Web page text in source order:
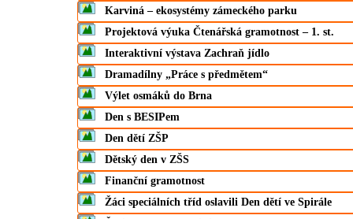
Karviná – ekosystémy zámeckého parku
Projektová výuka Čtenářská gramotnost – 1. st.
Interaktivní výstava Zachraň jídlo
Dramadílny „Práce s předmětem“
Výlet osmáků do Brna
Den s BESIPem
Den dětí ZŠP
Dětský den v ZŠS
Finanční gramotnost
Žáci speciálních tříd oslavili Den dětí ve Spirále